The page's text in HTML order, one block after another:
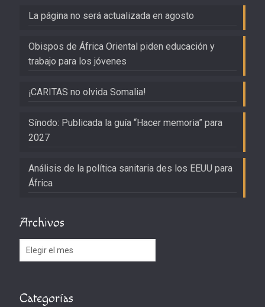
La página no será actualizada en agosto
Obispos de África Oriental piden educación y
trabajo para los jóvenes
¡CARITAS no olvida Somalia!
Sínodo: Publicada la guía “Hacer memoria” para
2027
Análisis de la política sanitaria des los EEUU para
África
Archivos
Archivos
Categorías